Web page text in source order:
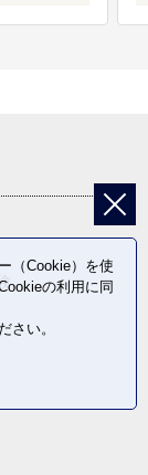
（Cookie）を使
の利用に同
さい。